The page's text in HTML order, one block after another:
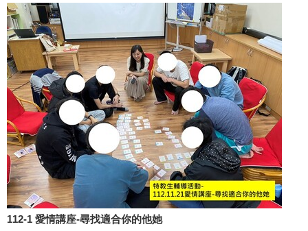
112-1 愛情講座-尋找適合你的他她